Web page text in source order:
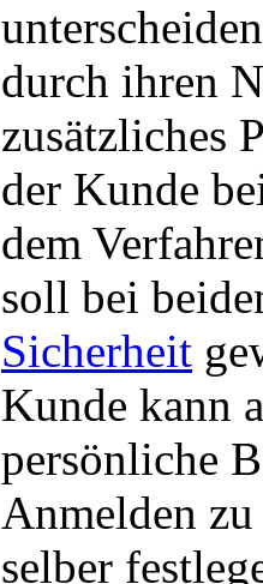
durch ihren
zusätzliches
der Kunde
dem
soll bei
Sicherheit
Kunde kann
persönliche
Anmelden
selber